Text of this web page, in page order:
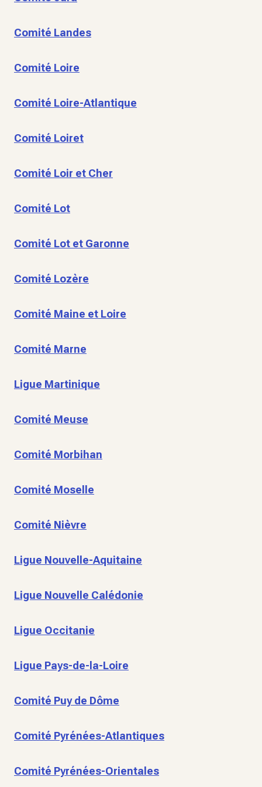
Comité Landes
Comité Loire
Comité Loire-Atlantique
Comité Loiret
Comité Loir et Cher
Comité Lot
Comité Lot et Garonne
Comité Lozère
Comité Maine et Loire
Comité Marne
Ligue Martinique
Comité Meuse
Comité Morbihan
Comité Moselle
Comité Nièvre
Ligue Nouvelle-Aquitaine
Ligue Nouvelle Calédonie
Ligue Occitanie
Ligue Pays-de-la-Loire
Comité Puy de Dôme
Comité Pyrénées-Atlantiques
Comité Pyrénées-Orientales